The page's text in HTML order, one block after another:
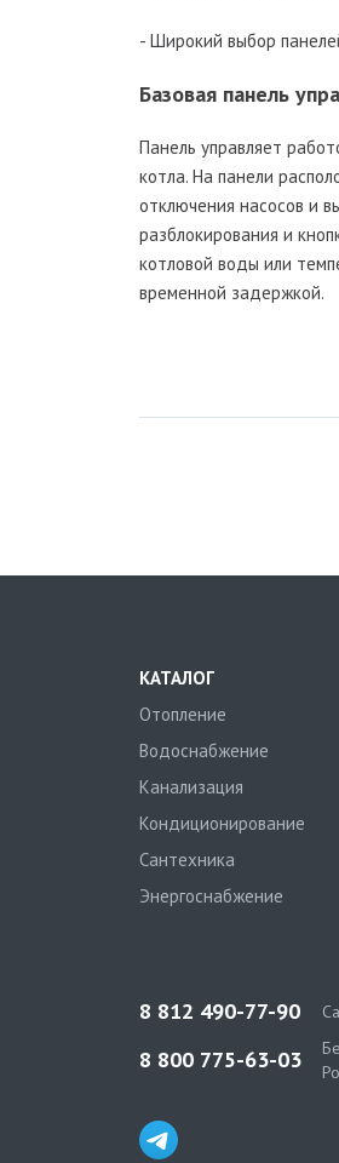
- Широкий выбор
Базовая панель
Панель управляет
котла. На панели
отключения насосов и
разблокирования и
котловой воды или
временной задержкой.
КАТАЛОГ
Отопление
Водоснабжение
Канализация
Кондиционирование
Сантехника
Энергоснабжение
8 812 490-77-90
8 800 775-63-03